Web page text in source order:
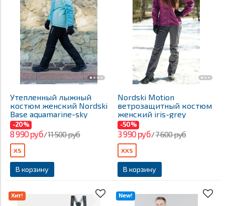
Утепленный лыжный
костюм женский Nordski
Base aquamarine-sky
-20%
8 990 руб/11 500 руб
В корзину
XS
Nordski Motion
ветрозащитный костюм
женский iris-grey
-50%
3 990 руб/7 600 руб
В корзину
XXS
Хит! New!